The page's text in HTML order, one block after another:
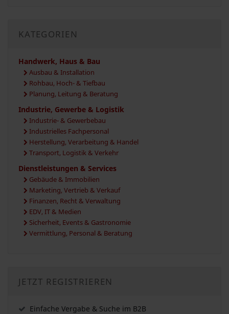
KATEGORIEN
Handwerk, Haus & Bau
Ausbau & Installation
Rohbau, Hoch- & Tiefbau
Planung, Leitung & Beratung
Industrie, Gewerbe & Logistik
Industrie- & Gewerbebau
Industrielles Fachpersonal
Herstellung, Verarbeitung & Handel
Transport, Logistik & Verkehr
Dienstleistungen & Services
Gebäude & Immobilien
Marketing, Vertrieb & Verkauf
Finanzen, Recht & Verwaltung
EDV, IT & Medien
Sicherheit, Events & Gastronomie
Vermittlung, Personal & Beratung
JETZT REGISTRIEREN
Einfache Vergabe & Suche im B2B